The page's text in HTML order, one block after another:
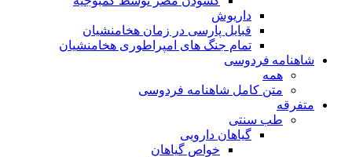
داریوش
قبایل پارسی در زمان هخامنشیان
تمام جنگ های امپراطوری هخامنشیان
شاهنامه فردوسی
همه
متن کامل شاهنامه فردوسی
متفرقه
طب سنتی
گیاهان دارویی
خواص گیاهان